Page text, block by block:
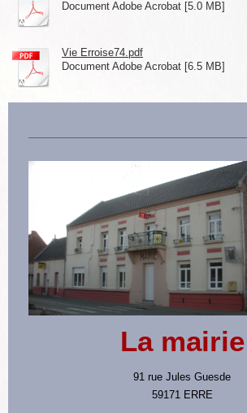
Document Adobe Acrobat [5.0 MB]
Vie Erroise74.pdf
Document Adobe Acrobat [6.5 MB]
La mairie
91 rue Jules Guesde
59171 ERRE